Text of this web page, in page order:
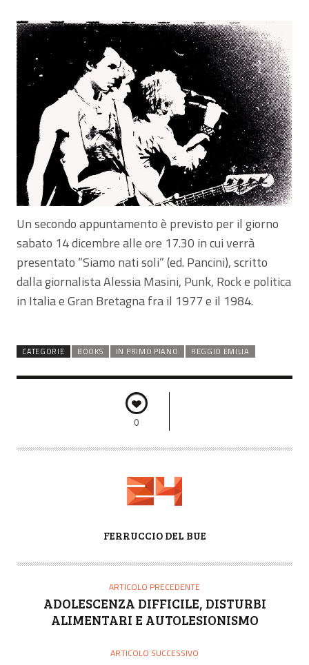
Un secondo appuntamento è previsto per il giorno
sabato 14 dicembre alle ore 17.30 in cui verrà
presentato “Siamo nati soli” (ed. Pancini), scritto
dalla giornalista Alessia Masini, Punk, Rock e politica
in Italia e Gran Bretagna fra il 1977 e il 1984.
CATEGORIE BOOKS IN PRIMO PIANO REGGIO EMILIA
0
T
FERRUCCIO DEL BUE
ARTICOLO PRECEDENTE
ADOLESCENZA DIFFICILE, DISTURBI
ALIMENTARI E AUTOLESIONISMO
ARTICOLO SUCCESSIVO